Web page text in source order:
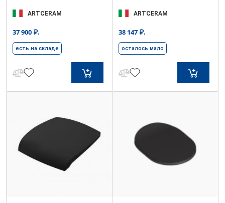
ARTCERAM
37 900 ₽.
есть на складе
ARTCERAM
38 147 ₽.
осталось мало